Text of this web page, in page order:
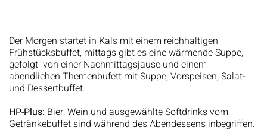
Der Morgen startet in Kals mit einem reichhaltigen
Frühstücksbuffet, mittags gibt es eine wärmende Suppe,
gefolgt von einer Nachmittagsjause und einem
abendlichen Themenbufett mit Suppe, Vorspeisen, Salat-
und Dessertbuffet.
HP-Plus: Bier, Wein und ausgewählte Softdrinks vom
Getränkebuffet sind während des Abendessens inbegriffen.